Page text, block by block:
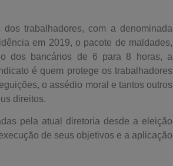
trabalhadores, com a denominada
em 2019, o pacote de maldades,
dos bancários de 6 para 8 horas, a
é quem protege os trabalhadores
o assédio moral e tantos outros
direitos.
atual diretoria desde a eleição
de seus objetivos e a aplicação